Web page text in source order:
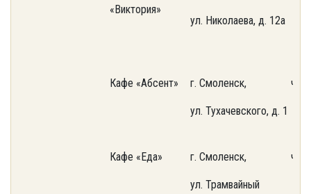
«Виктория»
ул. Николаева, д. 12а
Кафе «Абсент» г. Смоленск,
ул. Тухачевского, д. 1
Кафе «Еда» г. Смоленск,
ул. Трамвайный